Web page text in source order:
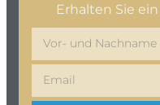
Erhalten Sie